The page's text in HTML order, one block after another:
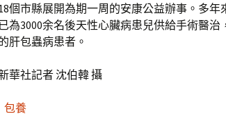
個市縣展開為期一周的安康公益辦事。多年
為3000余名後天性心臟病患兒供給手術醫
肝包蟲病患者。
華社記者 沈伯韓 攝
包養